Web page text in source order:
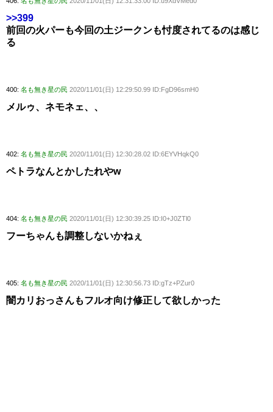
>>399
前回の火パーも今回の土ジークンも忖度されてるのは感じ
る
400: 名も無き星の民 2020/11/01(日) 12:29:50.99 ID:FgD96smH0
メルゥ、ネモネェ、、
402: 名も無き星の民 2020/11/01(日) 12:30:28.02 ID:6EYVHqkQ0
ペトラなんとかしたれやw
404: 名も無き星の民 2020/11/01(日) 12:30:39.25 ID:I0+J0ZTl0
フーちゃんも調整しないかねぇ
405: 名も無き星の民 2020/11/01(日) 12:30:56.73 ID:gTz+PZur0
闇カリおっさんもフルオ向け修正して欲しかった